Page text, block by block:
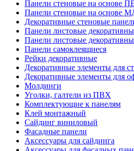
Панели стеновые на основе
Панели стеновые на основе
Декоративные стеновые
Панели листовые
Панели листовые
Панели самоклеящиеся
Рейки декоративные
Декоративные элементы для
Декоративные элементы для
Молдинги
Уголки, галтели из ПВХ
Комплектующие к панелям
Клей монтажный
Сайдинг виниловый
Фасадные панели
Аксессуары для сайдинга